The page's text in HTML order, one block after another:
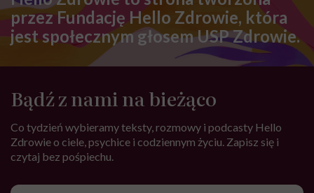
przez Fundację Hello Zdrowie, która
jest społecznym głosem USP Zdrowie.
Bądź z nami na bieżąco
Co tydzień wybieramy teksty, rozmowy i podcasty Hello
Zdrowie o ciele, psychice i codziennym życiu. Zapisz się i
czytaj bez pośpiechu.
Adres